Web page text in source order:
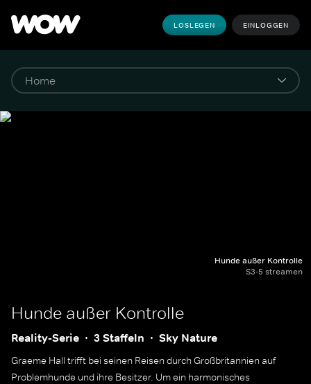
LOSLEGEN EINLOGGEN
Hunde außer Kontrolle
S3-5 streamen
Hunde außer Kontrolle
Reality-Serie 3 Staffeln Sky Nature
Graeme Hall trifft bei seinen Reisen durch Großbritannien auf
Problemhunde und ihre Besitzer. Um ein harmonisches